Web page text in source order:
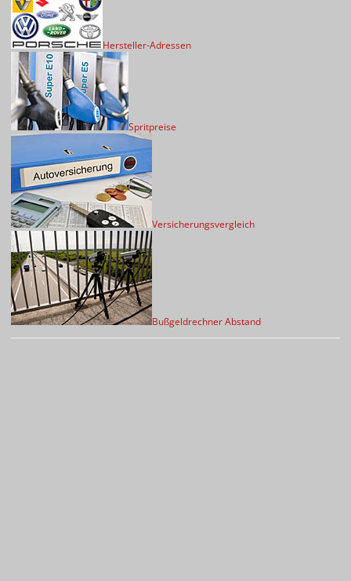
Hersteller-Adressen
Spritpreise
Versicherungsvergleich
Bußgeldrechner Abstand